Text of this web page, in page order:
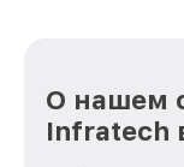
О нашем
Infratech